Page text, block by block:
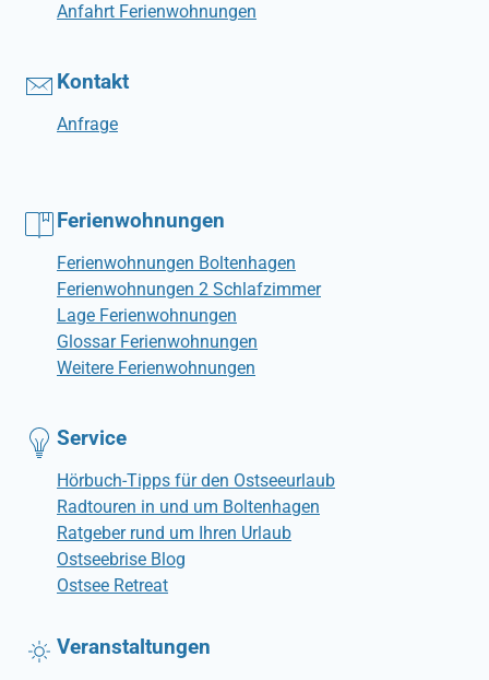
Anfahrt Ferienwohnungen
Kontakt
Anfrage
Ferienwohnungen
Ferienwohnungen Boltenhagen
Ferienwohnungen 2 Schlafzimmer
Lage Ferienwohnungen
Glossar Ferienwohnungen
Weitere Ferienwohnungen
Service
Hörbuch-Tipps für den Ostseeurlaub
Radtouren in und um Boltenhagen
Ratgeber rund um Ihren Urlaub
Ostseebrise Blog
Ostsee Retreat
Veranstaltungen